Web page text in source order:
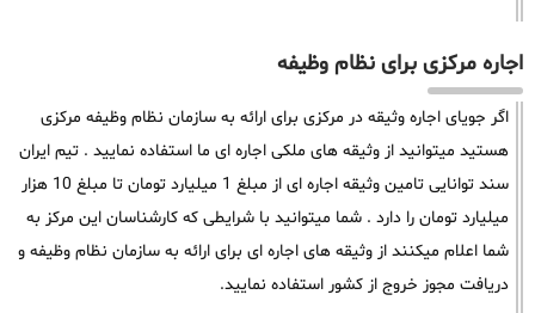
اجاره مرکزی برای نظام وظیفه
اگر جویای اجاره وثیقه در مرکزی برای ارائه به سازمان نظام وظیفه مرکزی
هستید میتوانید از وثیقه های ملکی اجاره ای ما استفاده نمایید . تیم ایران
سند توانایی تامین وثیقه اجاره ای از مبلغ 1 میلیارد تومان تا مبلغ 10 هزار
میلیارد تومان را دارد . شما میتوانید با شرایطی که کارشناسان این مرکز به
شما اعلام میکنند از وثیقه های اجاره ای برای ارائه به سازمان نظام وظیفه و
دریافت مجوز خروج از کشور استفاده نمایید.